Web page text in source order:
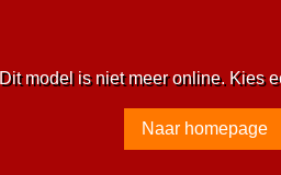
Dit model is niet meer online. Kies
Naar homepage